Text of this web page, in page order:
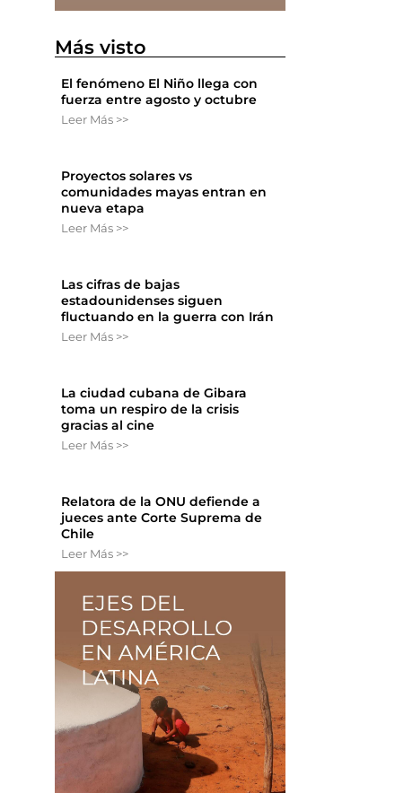
Más visto
El fenómeno El Niño llega con
fuerza entre agosto y octubre
Leer Más >>
Proyectos solares vs
comunidades mayas entran en
nueva etapa
Leer Más >>
Las cifras de bajas
estadounidenses siguen
fluctuando en la guerra con Irán
Leer Más >>
La ciudad cubana de Gibara
toma un respiro de la crisis
gracias al cine
Leer Más >>
Relatora de la ONU defiende a
jueces ante Corte Suprema de
Chile
Leer Más >>